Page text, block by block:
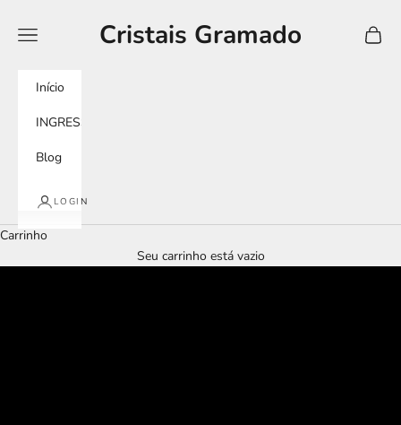
Cristais Gramado
Menu
Início
INGRESSOS
Blog
LOGIN
Carrinho
Seu carrinho está vazio
tour imersivo